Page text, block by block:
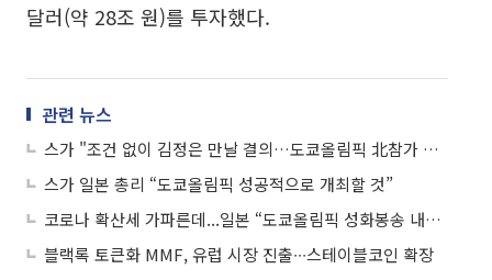
달러(약 28조 원)를 투자했다.
관련 뉴스
스가 "조건 없이 김정은 만날 결의…도쿄올림픽 北참가 주시"
스가 일본 총리 “도쿄올림픽 성공적으로 개최할 것”
코로나 확산세 가파른데...일본 “도쿄올림픽 성화봉송 내년 3월 25일 시작”
블랙록 토큰화 MMF, 유럽 시장 진출∙∙∙스테이블코인 확장